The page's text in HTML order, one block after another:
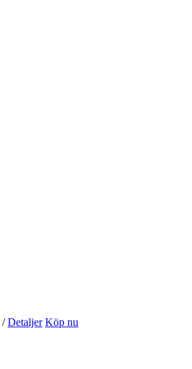
/ Detaljer Köp nu